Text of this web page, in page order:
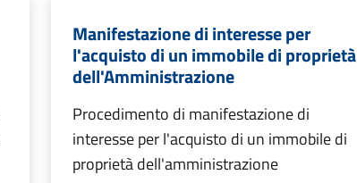
Manifestazione di interesse per
l'acquisto di un immobile di proprietà
dell'Amministrazione
Procedimento di manifestazione di
interesse per l'acquisto di un immobile di
proprietà dell'amministrazione